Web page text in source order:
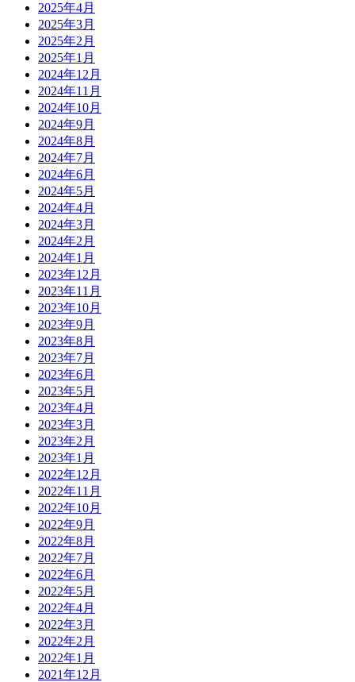
2025年4月
2025年3月
2025年2月
2025年1月
2024年12月
2024年11月
2024年10月
2024年9月
2024年8月
2024年7月
2024年6月
2024年5月
2024年4月
2024年3月
2024年2月
2024年1月
2023年12月
2023年11月
2023年10月
2023年9月
2023年8月
2023年7月
2023年6月
2023年5月
2023年4月
2023年3月
2023年2月
2023年1月
2022年12月
2022年11月
2022年10月
2022年9月
2022年8月
2022年7月
2022年6月
2022年5月
2022年4月
2022年3月
2022年2月
2022年1月
2021年12月